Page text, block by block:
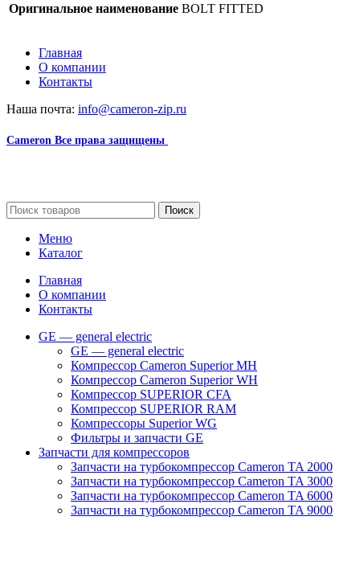
Оригинальное наименование BOLT FITTED
Главная
О компании
Контакты
Наша почта: info@cameron-zip.ru
Cameron Все права защищены
Поиск
Меню
Каталог
Главная
О компании
Контакты
GE — general electric
GE — general electric
Компрессор Cameron Superior MH
Компрессор Cameron Superior WH
Компрессор SUPERIOR CFA
Компрессор SUPERIOR RAM
Компрессоры Superior WG
Фильтры и запчасти GE
Запчасти для компрессоров
Запчасти на турбокомпрессор Cameron TA 2000
Запчасти на турбокомпрессор Cameron TA 3000
Запчасти на турбокомпрессор Cameron TA 6000
Запчасти на турбокомпрессор Cameron TA 9000